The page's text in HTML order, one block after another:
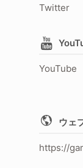
Twitter
YouTube
ウェ
https://